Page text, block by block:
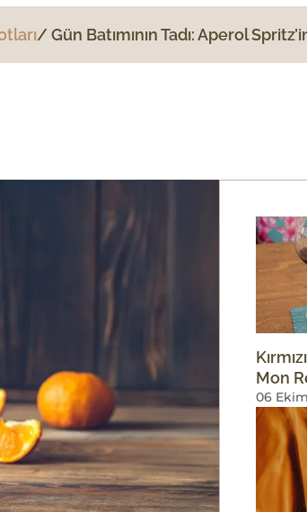
Gün Batımının Tadı: Aperol
Mon
06